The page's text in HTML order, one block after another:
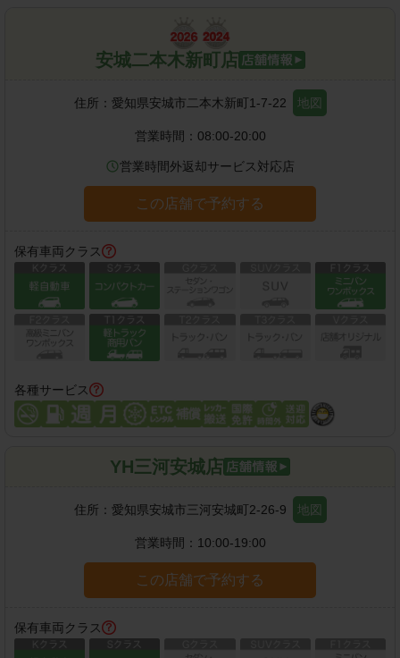
安城二本木新町店
住所： 愛知県安城市二本木新町1-7-22 地図
営業時間： 08:00-20:00
営業時間外返却サービス対応店
この店舗で予約する
保有車両クラス
各種サービス
YH三河安城店
住所： 愛知県安城市三河安城町2-26-9 地図
営業時間： 10:00-19:00
この店舗で予約する
保有車両クラス